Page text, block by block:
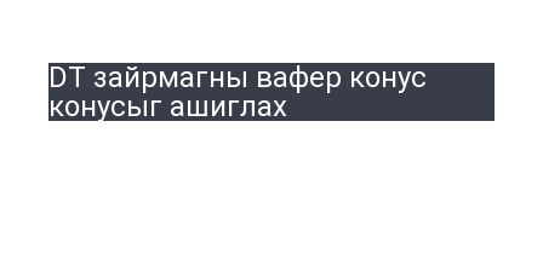
DT зайрмагны вафер конус
конусыг ашиглах